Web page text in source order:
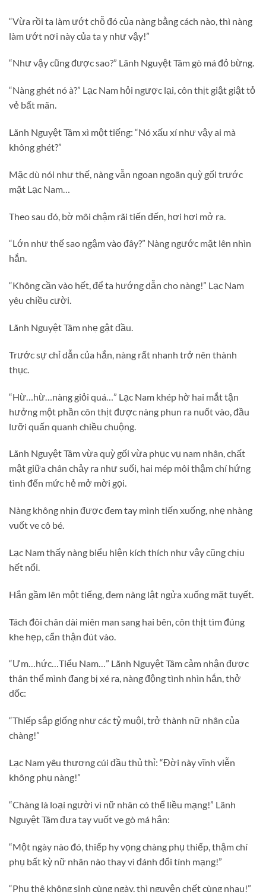
“Vừa rồi ta làm ướt chỗ đó của nàng bằng cách nào, thì nàng
làm ướt nơi này của ta y như vậy!”
“Như vậy cũng được sao?” Lãnh Nguyệt Tâm gò má đỏ bừng.
“Nàng ghét nó à?” Lạc Nam hỏi ngược lại, côn thịt giật giật tỏ
vẻ bất mãn.
Lãnh Nguyệt Tâm xì một tiếng: “Nó xấu xí như vậy ai mà
không ghét?”
Mặc dù nói như thế, nàng vẫn ngoan ngoãn quỳ gối trước
mặt Lạc Nam…
Theo sau đó, bờ môi chậm rãi tiến đến, hơi hơi mở ra.
“Lớn như thế sao ngậm vào đây?” Nàng ngước mặt lên nhìn
hắn.
“Không cần vào hết, để ta hướng dẫn cho nàng!” Lạc Nam
yêu chiều cười.
Lãnh Nguyệt Tâm nhẹ gật đầu.
Trước sự chỉ dẫn của hắn, nàng rất nhanh trở nên thành
thục.
“Hừ…hừ…nàng giỏi quá…” Lạc Nam khép hờ hai mắt tận
hưởng một phần côn thịt được nàng phun ra nuốt vào, đầu
lưỡi quấn quanh chiều chuộng.
Lãnh Nguyệt Tâm vừa quỳ gối vừa phục vụ nam nhân, chất
mật giữa chân chảy ra như suối, hai mép môi thậm chí hứng
tình đến mức hẻ mở mời gọi.
Nàng không nhịn được đem tay mình tiến xuống, nhẹ nhàng
vuốt ve cô bé.
Lạc Nam thấy nàng biểu hiện kích thích như vậy cũng chịu
hết nổi.
Hắn gầm lên một tiếng, đem nàng lật ngửa xuống mặt tuyết.
Tách đôi chân dài miên man sang hai bên, côn thịt tìm đúng
khe hẹp, cẩn thận đút vào.
“Ưm…hức…Tiểu Nam…” Lãnh Nguyệt Tâm cảm nhận được
thân thể mình đang bị xé ra, nàng động tình nhìn hắn, thở
dốc:
“Thiếp sắp giống như các tỷ muội, trở thành nữ nhân của
chàng!”
Lạc Nam yêu thương cúi đầu thủ thỉ: “Đời này vĩnh viễn
không phụ nàng!”
“Chàng là loại người vì nữ nhân có thể liều mạng!” Lãnh
Nguyệt Tâm đưa tay vuốt ve gò má hắn:
“Một ngày nào đó, thiếp hy vọng chàng phụ thiếp, thậm chí
phụ bất kỳ nữ nhân nào thay vì đánh đổi tính mạng!”
“Phu thê không sinh cùng ngày, thì nguyện chết cùng nhau!”